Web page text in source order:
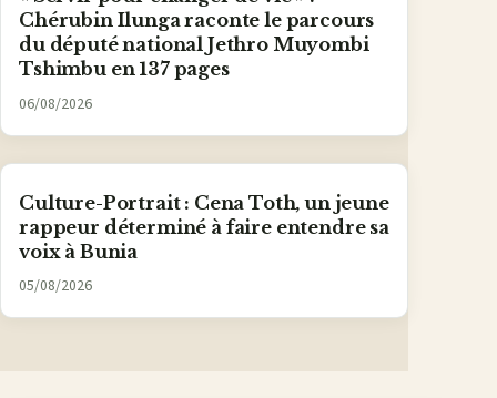
Chérubin Ilunga raconte le parcours
du député national Jethro Muyombi
Tshimbu en 137 pages
06/08/2026
Culture-Portrait : Cena Toth, un jeune
rappeur déterminé à faire entendre sa
voix à Bunia
05/08/2026